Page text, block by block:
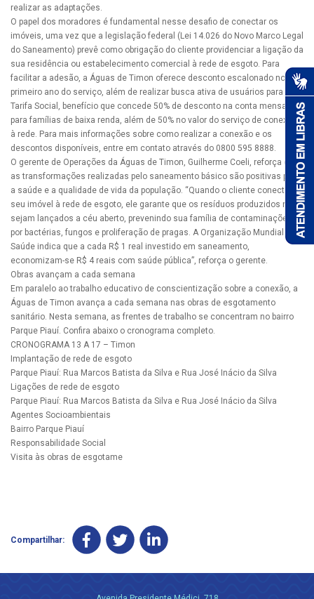
realizar as adaptações.
O papel dos moradores é fundamental nesse desafio de conectar os
imóveis, uma vez que a legislação federal (Lei 14.026 do Novo Marco Legal
do Saneamento) prevê como obrigação do cliente providenciar a ligação da
sua residência ou estabelecimento comercial à rede de esgoto. Para
facilitar a adesão, a Águas de Timon oferece desconto escalonado no
primeiro ano do serviço, além de realizar busca ativa de usuários para a
Tarifa Social, benefício que concede 50% de desconto na conta mensal
para famílias de baixa renda, além de 50% no valor do serviço de conexão
à rede. Para mais informações sobre como realizar a conexão e os
descontos disponíveis, entre em contato através do 0800 595 8888.
O gerente de Operações da Águas de Timon, Guilherme Coeli, reforça que
as transformações realizadas pelo saneamento básico são positivas para
a saúde e a qualidade de vida da população. “Quando o cliente conecta
seu imóvel à rede de esgoto, ele garante que os resíduos produzidos não
sejam lançados a céu aberto, prevenindo sua família de contaminações
por bactérias, fungos e proliferação de pragas. A Organização Mundial da
Saúde indica que a cada R$ 1 real investido em saneamento,
economizam-se R$ 4 reais com saúde pública”, reforça o gerente.
Obras avançam a cada semana
Em paralelo ao trabalho educativo de conscientização sobre a conexão, a
Águas de Timon avança a cada semana nas obras de esgotamento
sanitário. Nesta semana, as frentes de trabalho se concentram no bairro
Parque Piauí. Confira abaixo o cronograma completo.
CRONOGRAMA 13 A 17 – Timon
Implantação de rede de esgoto
Parque Piauí: Rua Marcos Batista da Silva e Rua José Inácio da Silva
Ligações de rede de esgoto
Parque Piauí: Rua Marcos Batista da Silva e Rua José Inácio da Silva
Agentes Socioambientais
Bairro Parque Piauí
Responsabilidade Social
Visita às obras de esgotame
Compartilhar: